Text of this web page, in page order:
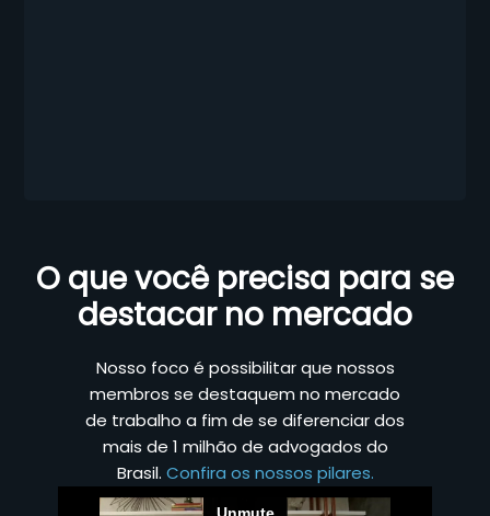
O que você precisa para se
destacar no mercado
Nosso foco é possibilitar que nossos
membros se destaquem no mercado
de trabalho a fim de se diferenciar dos
mais de 1 milhão de advogados do
Brasil. Confira os nossos pilares.